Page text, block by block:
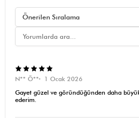
Önerilen Sıralama
N** Ö**
1 Ocak 2026
Gayet güzel ve göründüğünden daha
ederim.